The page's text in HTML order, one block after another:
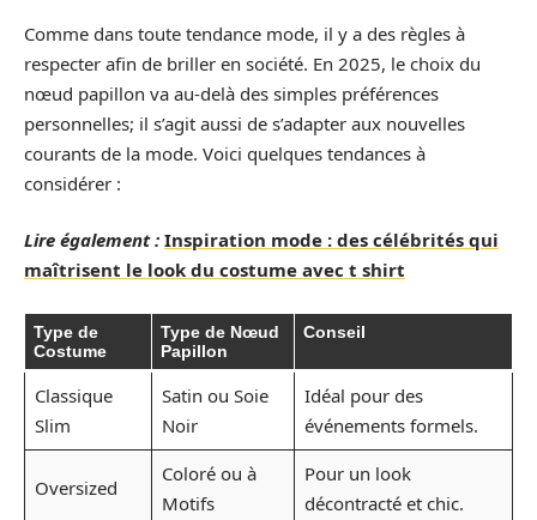
Comme dans toute tendance mode, il y a des règles à
respecter afin de briller en société. En 2025, le choix du
nœud papillon va au-delà des simples préférences
personnelles; il s’agit aussi de s’adapter aux nouvelles
courants de la mode. Voici quelques tendances à
considérer :
Lire également : Inspiration mode : des célébrités qui
maîtrisent le look du costume avec t shirt
Type de
Costume
Type de Nœud
Papillon
Conseil
Classique
Slim
Satin ou Soie
Noir
Idéal pour des
événements formels.
Oversized
Coloré ou à
Motifs
Pour un look
décontracté et chic.